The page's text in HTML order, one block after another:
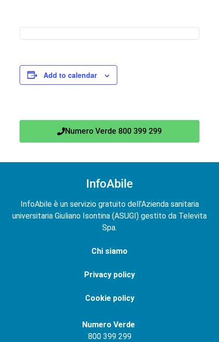
Add to calendar
Numero Verde 800 399 299
InfoAbile
InfoAbile è un servizio gratuito dell’Azienda sanitaria
universitaria Giuliano Isontina (ASUGI) gestito da Televita
Spa.
Chi siamo
Privacy policy
Cookie policy
Numero Verde
800 399 299